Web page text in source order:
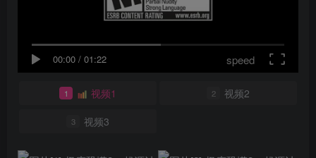
00:00 / 01:22 speed
1 视频1 2 视频2
3 视频3